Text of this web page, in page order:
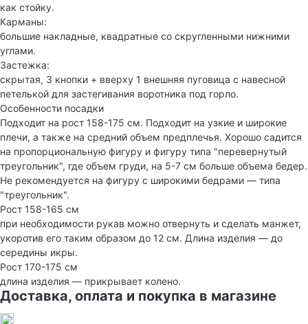
как стойку.
Карманы:
большие накладные, квадратные со скругленными нижними
углами.
Застежка:
скрытая, 3 кнопки + вверху 1 внешняя пуговица с навесной
петелькой для застегивания воротника под горло.
Особенности посадки
Подходит на рост 158-175 см. Подходит на узкие и широкие
плечи, а также на средний объем предплечья. Хорошо садится
на пропорциональную фигуру и фигуру типа "перевернутый
треугольник", где объем груди, на 5-7 см больше объема бедер.
Не рекомендуется на фигуру с широкими бедрами — типа
"треугольник".
Рост 158-165 см
при необходимости рукав можно отвернуть и сделать манжет,
укоротив его таким образом до 12 см. Длина изделия — до
середины икры.
Рост 170-175 см
длина изделия — прикрывает колено.
Доставка, оплата и покупка в магазине